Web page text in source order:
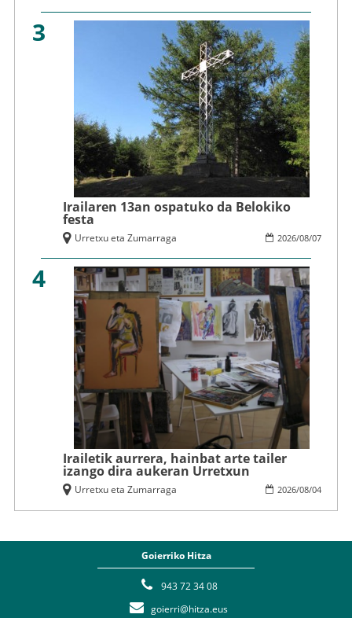
3
Irailaren 13an ospatuko da Belokiko
festa
2026/08/07
Urretxu eta Zumarraga
4
Irailetik aurrera, hainbat arte tailer
izango dira aukeran Urretxun
2026/08/04
Urretxu eta Zumarraga
Goierriko Hitza
943 72 34 08
goierri@hitza.eus